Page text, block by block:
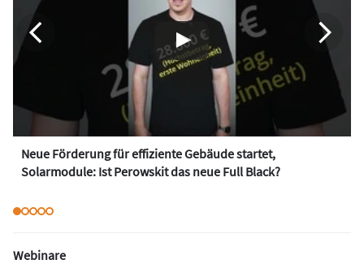
Neue Förderung für effiziente Gebäude startet,
Solarmodule: Ist Perowskit das neue Full Black?
Webinare